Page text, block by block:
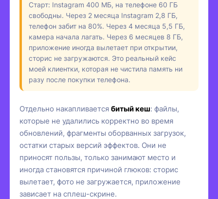
Старт: Instagram 400 МБ, на телефоне 60 ГБ
свободны. Через 2 месяца Instagram 2,8 ГБ,
телефон забит на 80%. Через 4 месяца 5,5 ГБ,
камера начала лагать. Через 6 месяцев 8 ГБ,
приложение иногда вылетает при открытии,
сторис не загружаются. Это реальный кейс
моей клиентки, которая не чистила память ни
разу после покупки телефона.
Отдельно накапливается битый кеш: файлы,
которые не удалились корректно во время
обновлений, фрагменты оборванных загрузок,
остатки старых версий эффектов. Они не
приносят пользы, только занимают место и
иногда становятся причиной глюков: сторис
вылетает, фото не загружается, приложение
зависает на сплеш-скрине.